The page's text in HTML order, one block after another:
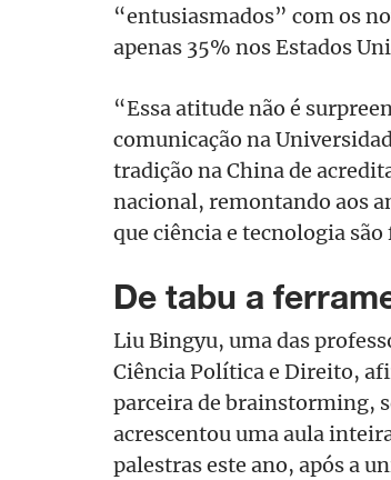
“entusiasmados” com os
apenas 35% nos Estados
“Essa atitude não é
comunicação na
tradição na China de
nacional, remontando aos
que ciência e tecnologia
De tabu a
Liu Bingyu, uma das
Ciência Política e Direito,
parceira de brainstorming,
acrescentou uma aula
palestras este ano, após a